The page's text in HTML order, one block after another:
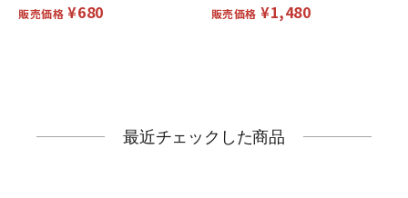
プ
販売価格 ¥680
ー
販売価格 ¥1,480
最近チェックした商品